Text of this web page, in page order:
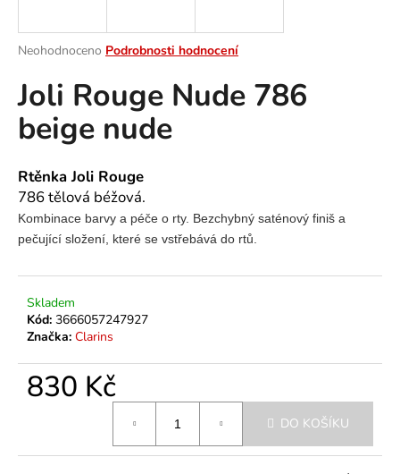
Průměrné
produktu
je
0,0
z
hvězdiček.
Neohodnoceno Podrobnosti hodnocení
Joli Rouge Nude 786
beige nude
Rtěnka Joli Rouge
786 tělová béžová.
Kombinace barvy a péče o rty. Bezchybný saténový finiš a
pečující složení, které se vstřebává do rtů.
Skladem
Kód: 3666057247927
Značka: Clarins
830 Kč
DO KOŠÍKU
j
t
?
HLEDAT
o
p
o
r
u
e